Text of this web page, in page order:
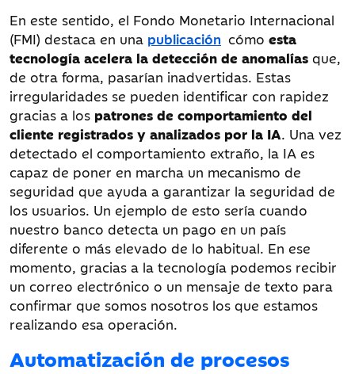
En este sentido, el Fondo Monetario Internacional
(FMI) destaca en una publicación cómo esta
tecnología acelera la detección de anomalías que,
de otra forma, pasarían inadvertidas. Estas
irregularidades se pueden identificar con rapidez
gracias a los patrones de comportamiento del
cliente registrados y analizados por la IA. Una vez
detectado el comportamiento extraño, la IA es
capaz de poner en marcha un mecanismo de
seguridad que ayuda a garantizar la seguridad de
los usuarios. Un ejemplo de esto sería cuando
nuestro banco detecta un pago en un país
diferente o más elevado de lo habitual. En ese
momento, gracias a la tecnología podemos recibir
un correo electrónico o un mensaje de texto para
confirmar que somos nosotros los que estamos
realizando esa operación.
Automatización de procesos